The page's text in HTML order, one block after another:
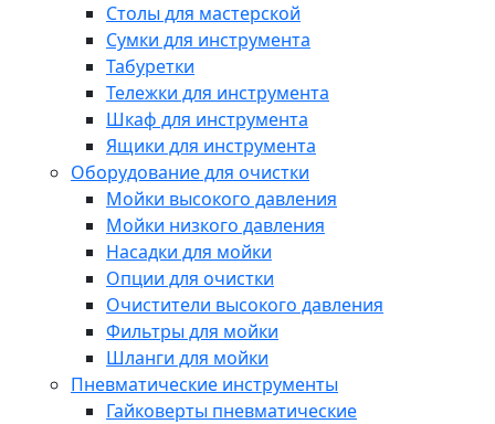
Столы для мастерской
Сумки для инструмента
Табуретки
Тележки для инструмента
Шкаф для инструмента
Ящики для инструмента
Оборудование для очистки
Мойки высокого давления
Мойки низкого давления
Насадки для мойки
Опции для очистки
Очистители высокого давления
Фильтры для мойки
Шланги для мойки
Пневматические инструменты
Гайковерты пневматические